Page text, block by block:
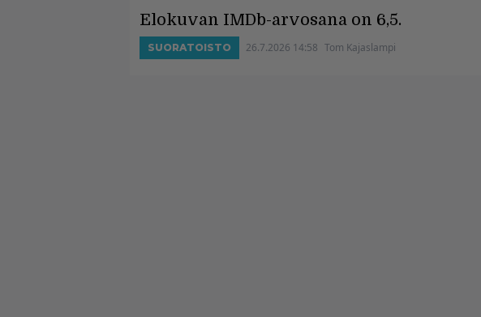
Elokuvan IMDb-arvosana on 6,5.
SUORATOISTO 26.7.2026 14:58 Tom Kajaslampi